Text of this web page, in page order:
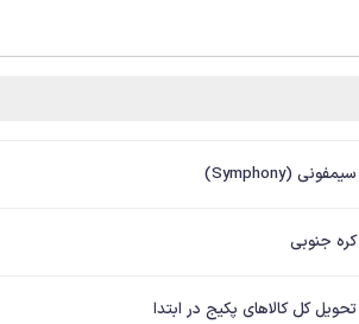
سیمفونی (Symphony)
کره جنوبی
تحویل کل کالاهای پکیج در ابتدا